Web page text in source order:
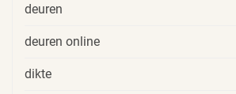
deuren
deuren online
dikte